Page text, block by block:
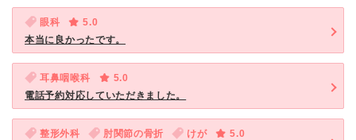
眼科
5.0
本当に良かったです。
耳鼻咽喉科
5.0
電話予約対応していただきました。
整形外科 肘関節の骨折 けが
5.0